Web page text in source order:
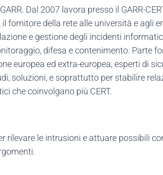
Dal 2007 lavora presso il GARR-
il fornitore della rete alle università e agli
e gestione degli incidenti
difesa e contenimento. Parte
europea ed extra-europea, esperti di
soluzioni, e soprattutto per stabilire
che coinvolgano più CERT.
rilevare le intrusioni e attuare possibili